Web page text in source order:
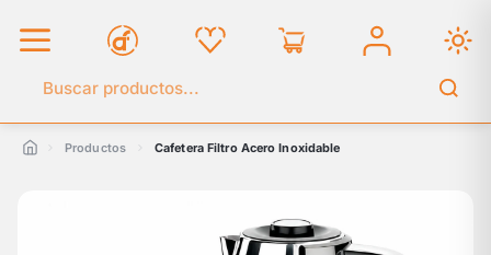
Buscar en el catálogo
Productos Cafetera Filtro Acero Inoxidable